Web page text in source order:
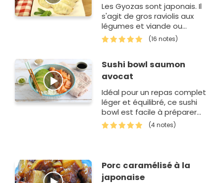
Les Gyozas sont japonais. Il
s'agit de gros raviolis aux
légumes et viande ou
poisson. On peut les faire
cuire dans un bouillon et les
(16 notes)
Sushi bowl saumon
avocat
Idéal pour un repas complet
léger et équilibré, ce sushi
bowl est facile à préparer
et savoureux.(4 notes)
Porc caramélisé à la
japonaise